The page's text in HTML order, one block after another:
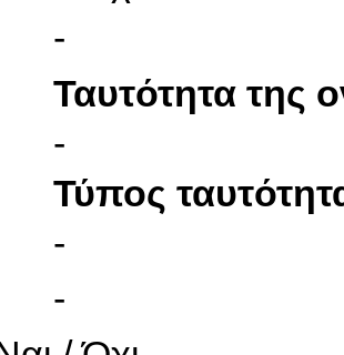
-
Ταυτότητα της
-
Τύπος
-
-